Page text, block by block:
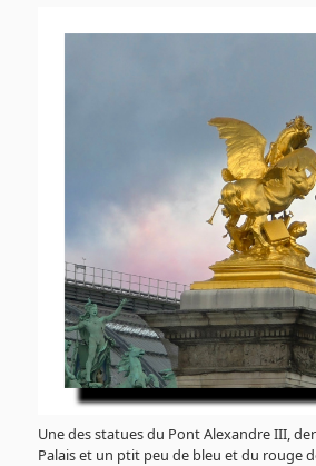
Une des statues du Pont Alexandre III,
Palais et un ptit peu de bleu et du rouge